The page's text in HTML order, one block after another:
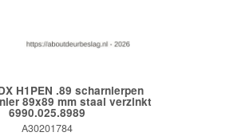
H1PEN .89 scharnierpen
89x89 mm staal verzinkt
6990.025.8989
A30201784